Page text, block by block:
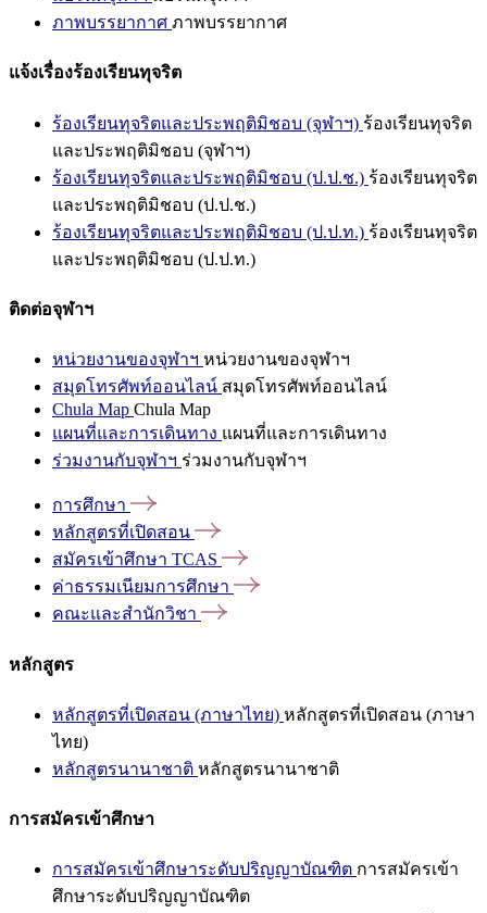
ภาพบรรยากาศ ภาพบรรยากาศ
แจ้งเรื่องร้องเรียนทุจริต
ร้องเรียนทุจริตและประพฤติมิชอบ (จุฬาฯ) ร้องเรียนทุจริต
และประพฤติมิชอบ (จุฬาฯ)
ร้องเรียนทุจริตและประพฤติมิชอบ (ป.ป.ช.) ร้องเรียนทุจริต
และประพฤติมิชอบ (ป.ป.ช.)
ร้องเรียนทุจริตและประพฤติมิชอบ (ป.ป.ท.) ร้องเรียนทุจริต
และประพฤติมิชอบ (ป.ป.ท.)
ติดต่อจุฬาฯ
หน่วยงานของจุฬาฯ หน่วยงานของจุฬาฯ
สมุดโทรศัพท์ออนไลน์ สมุดโทรศัพท์ออนไลน์
Chula Map Chula Map
แผนที่และการเดินทาง แผนที่และการเดินทาง
ร่วมงานกับจุฬาฯ ร่วมงานกับจุฬาฯ
การศึกษา
หลักสูตรที่เปิดสอน
สมัครเข้าศึกษา TCAS
ค่าธรรมเนียมการศึกษา
คณะและสำนักวิชา
หลักสูตร
หลักสูตรที่เปิดสอน (ภาษาไทย) หลักสูตรที่เปิดสอน (ภาษา
ไทย)
หลักสูตรนานาชาติ หลักสูตรนานาชาติ
การสมัครเข้าศึกษา
การสมัครเข้าศึกษาระดับปริญญาบัณฑิต การสมัครเข้า
ศึกษาระดับปริญญาบัณฑิต